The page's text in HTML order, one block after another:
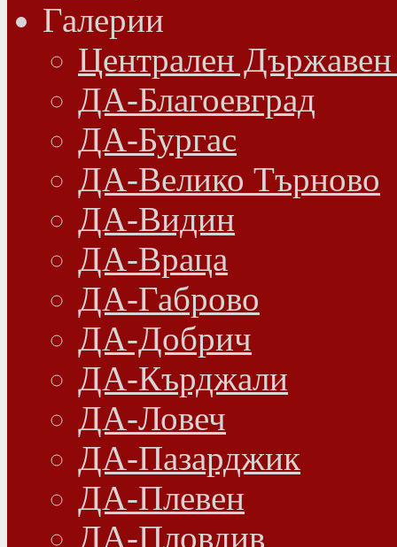
Галерии
Централен
ДА-Благоевград
ДА-Бургас
ДА-Велико Търново
ДА-Видин
ДА-Враца
ДА-Габрово
ДА-Добрич
ДА-Кърджали
ДА-Ловеч
ДА-Пазарджик
ДА-Плевен
ДА-Пловдив